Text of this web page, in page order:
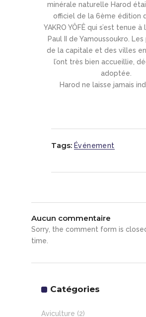
minérale naturelle Harod
officiel de la 6ème édition
YAKRO YÔFÊ qui s’est tenue
Paul II de Yamoussoukro.
de la capitale et des villes
l’ont très bien accueillie,
adoptée.
Harod ne laisse jamais
Tags: Événement
Aucun commentaire
Sorry, the comment form is
time.
Catégories
Aviculture (2)